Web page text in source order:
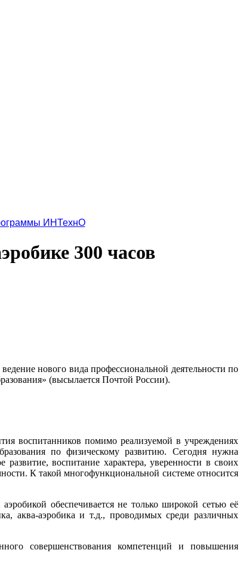
ИНТехнО
300 часов
нового вида профессиональной деятельности по
(высылается Почтой России).
воспитанников помимо реализуемой в учреждениях
по физическому развитию. Сегодня нужна
воспитание характера, уверенности в своих
К такой многофункциональной системе относится
обеспечивается не только широкой сетью её
аква-аэробика и т.д., проводимых среди различных
совершенствования компетенций и повышения